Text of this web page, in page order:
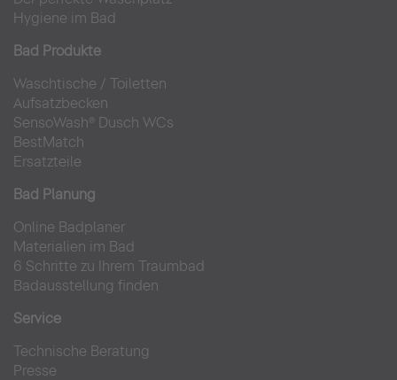
Hygiene im Bad
Bad Produkte
Waschtische / Toiletten
Aufsatzbecken
SensoWash® Dusch WCs
BestMatch
Ersatzteile
Bad Planung
Online Badplaner
Materialien im Bad
6 Schritte zu Ihrem Traumbad
Badausstellung finden
Service
Technische Beratung
Presse